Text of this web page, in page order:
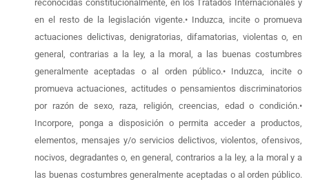
reconocidas constitucionalmente, en los Tratados Internacionales y
en el resto de la legislación vigente.• Induzca, incite o promueva
actuaciones delictivas, denigratorias, difamatorias, violentas o, en
general, contrarias a la ley, a la moral, a las buenas costumbres
generalmente aceptadas o al orden público.• Induzca, incite o
promueva actuaciones, actitudes o pensamientos discriminatorios
por razón de sexo, raza, religión, creencias, edad o condición.•
Incorpore, ponga a disposición o permita acceder a productos,
elementos, mensajes y/o servicios delictivos, violentos, ofensivos,
nocivos, degradantes o, en general, contrarios a la ley, a la moral y a
las buenas costumbres generalmente aceptadas o al orden público.